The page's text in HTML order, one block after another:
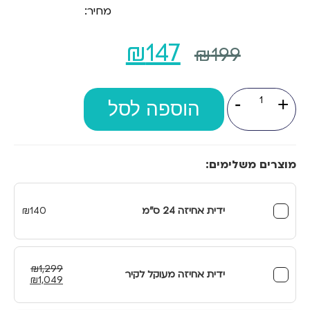
מחיר:
₪199
המחיר
היה:
₪147
הוא:
-
כמות
של
לקימה
+ הוספה לסל
מוצרים משלימים:
ידית אחיזה 24 ס"מ ₪140
ידית אחיזה מעוקל לקיר ₪1,299
המחיר
היה:
₪1,049 המחיר
הוא: